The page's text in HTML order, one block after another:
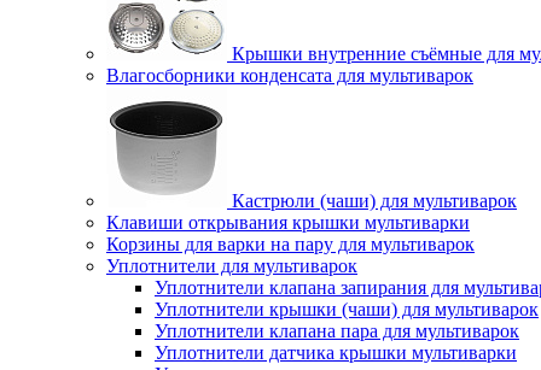
Крышки внутренние съёмные для
Влагосборники конденсата для мультиварок
Кастрюли (чаши) для мультиварок
Клавиши открывания крышки мультиварки
Корзины для варки на пару для мультиварок
Уплотнители для мультиварок
Уплотнители клапана запирания для
Уплотнители крышки (чаши) для мультиварок
Уплотнители клапана пара для мультиварок
Уплотнители датчика крышки мультиварки